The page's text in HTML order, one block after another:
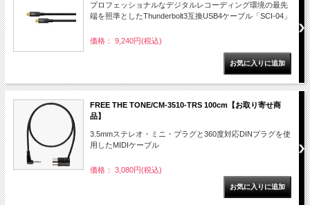
プロフェッショナルなデジタルレコーディング環境の最先
端を照準としたThunderbolt3互換USB4ケーブル「SCI-04」
価格： 9,240円(税込)
FREE THE TONE/CM-3510-TRS 100cm【お取り寄せ商
品】
3.5mmステレオ・ミニ・プラグと360度対応DINプラグを使
用したMIDIケーブル
価格： 3,080円(税込)